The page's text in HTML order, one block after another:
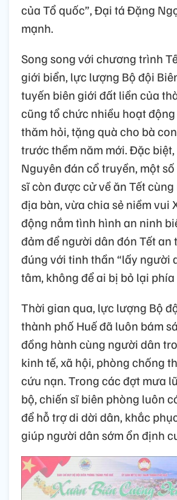
của Tổ quốc”, Đại tá Đặng
mạnh.
Song song với chương trình
giới biển, lực lượng Bộ đội
tuyến biên giới đất liền của
cũng tổ chức nhiều hoạt
thăm hỏi, tặng quà cho bà
trước thềm năm mới. Đặc
Nguyên đán cổ truyền, một
sĩ còn được cử về ăn Tết
địa bàn, vừa chia sẻ niềm vui
động nắm tình hình an ninh
đảm để người dân đón Tết an
đúng với tinh thần “lấy người
tâm, không để ai bị bỏ lại phía
Thời gian qua, lực lượng Bộ
thành phố Huế đã luôn bám
đồng hành cùng người dân
kinh tế, xã hội, phòng chống
cứu nạn. Trong các đợt mưa
bộ, chiến sĩ biên phòng luôn
để hỗ trợ di dời dân, khắc
giúp người dân sớm ổn định